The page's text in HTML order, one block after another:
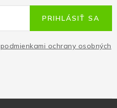
podmienkami ochrany osobných
PRIHLÁSIŤ SA